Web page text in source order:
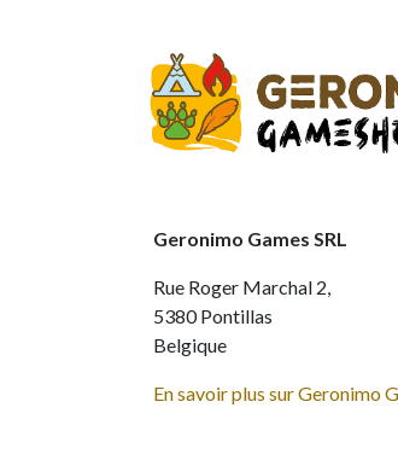
Geronimo Games SRL
Rue Roger Marchal 2,
5380 Pontillas
Belgique
En savoir plus sur Geronimo